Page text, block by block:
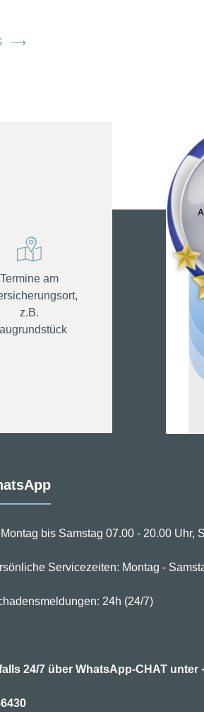
⟶
Termine am
z.B.
bis Samstag 07.00 - 20.00 Uhr,
Servicezeiten: Montag -
24h (24/7)
24/7 über WhatsApp-CHAT unter